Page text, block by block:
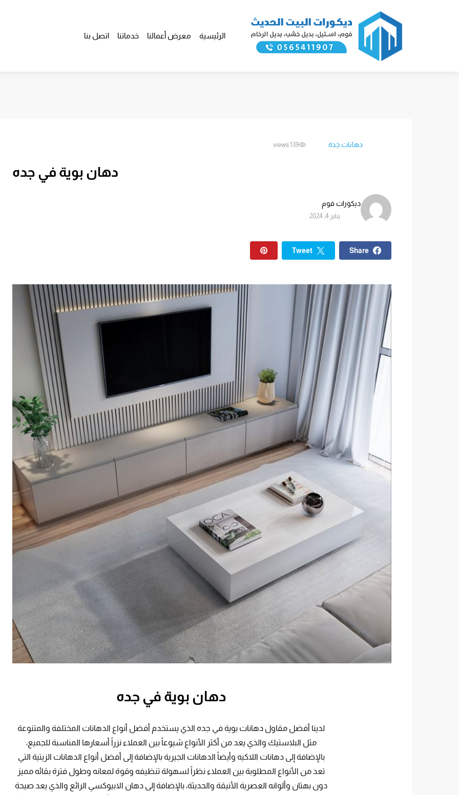
الرئيسية معرض أعمالنا خدماتنا اتصل بنا
دهانات جدة 139 views
دهان بوية في جده
ديكورات فوم
يناير 4, 2024
Share
Tweet
دهان بوية في جده
لدينا أفضل مقاول دهانات بوية في جده الذي يستخدم أفضل أنواع الدهانات المختلفة والمتنوعة
مثل البلاستيك والذي يعد من أكثر الأنواع شيوعاً بين العملاء نزراً أسعارها المناسبة للجميع،
بالإضافة إلى دهانات اللاكيه وأيضاً الدهانات الجيرية بالإضافة إلى أفضل أنواع الدهانات الزيتية التي
تعد من الأنواع المطلوبة بين العملاء نظراً لسهولة تنظيفه وقوة لمعانه وطول فترة بقائه مميز
دون بهتان وألوانه العصرية الأنيقة والحديثة، بالإضافة إلى دهان الابيوكسي الرائع والذي يعد صيحة